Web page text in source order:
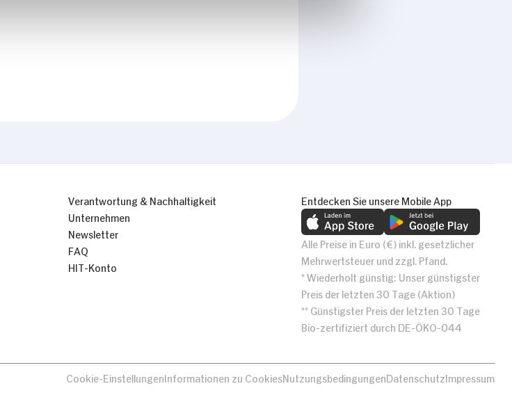
Verantwortung & Nachhaltigkeit
Unternehmen
Newsletter
FAQ
HIT-Konto
Entdecken Sie unsere Mobile App
Alle Preise in Euro (€) inkl. gesetzlicher
Mehrwertsteuer und zzgl. Pfand.
* Wiederholt günstig: Unser günstigster
Preis der letzten 30 Tage (Aktion)
** Günstigster Preis der letzten 30 Tage
Bio-zertifiziert durch DE-ÖKO-044
Cookie-EinstellungenInformationen zu CookiesNutzungsbedingungenDatenschutzImpressum